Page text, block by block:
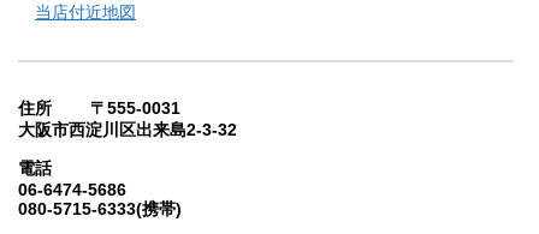
当店付近地図
住所 〒555-0031
大阪市西淀川区出来島2-3-32
電話
06-6474-5686
080-5715-6333(携帯)